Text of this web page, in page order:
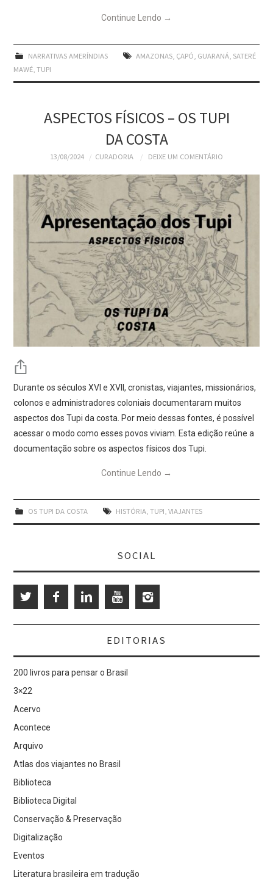
Continue Lendo →
NARRATIVAS AMERÍNDIAS AMAZONAS, ÇAPÓ, GUARANÁ, SATERÉ
MAWÉ,TUPI
ASPECTOS FÍSICOS – OS TUPI
DA COSTA
13/08/2024 CURADORIA DEIXE UM COMENTÁRIO
Durante os séculos XVI e XVII, cronistas, viajantes, missionários,
colonos e administradores coloniais documentaram muitos
aspectos dos Tupi da costa. Por meio dessas fontes, é possível
acessar o modo como esses povos viviam. Esta edição reúne a
documentação sobre os aspectos físicos dos Tupi.
Continue Lendo →
OS TUPI DA COSTA HISTÓRIA, TUPI, VIAJANTES
SOCIAL
EDITORIAS
200 livros para pensar o Brasil
3×22
Acervo
Acontece
Arquivo
Atlas dos viajantes no Brasil
Biblioteca
Biblioteca Digital
Conservação & Preservação
Digitalização
Eventos
Literatura brasileira em tradução